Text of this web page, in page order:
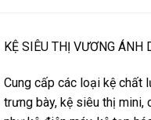
KỆ SIÊU THỊ VƯƠNG ÁNH
Cung cấp các loại kệ chất
trưng bày, kệ siêu thị mini,